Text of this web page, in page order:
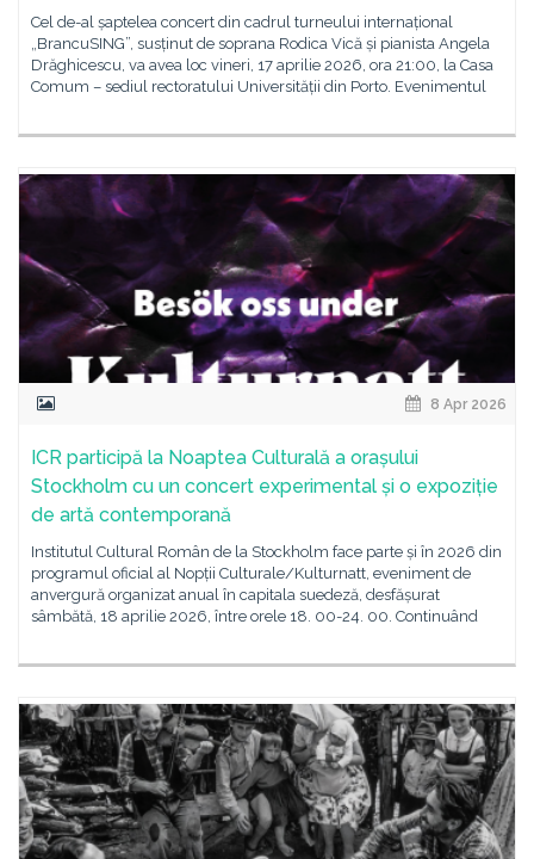
Cel de-al șaptelea concert din cadrul turneului internațional
„BrancuSING”, susținut de soprana Rodica Vică și pianista Angela
Drăghicescu, va avea loc vineri, 17 aprilie 2026, ora 21:00, la Casa
Comum – sediul rectoratului Universității din Porto. Evenimentul
8 Apr 2026
ICR participă la Noaptea Culturală a orașului
Stockholm cu un concert experimental și o expoziție
de artă contemporană
Institutul Cultural Român de la Stockholm face parte și în 2026 din
programul oficial al Nopții Culturale/Kulturnatt, eveniment de
anvergură organizat anual în capitala suedeză, desfășurat
sâmbătă, 18 aprilie 2026, între orele 18. 00-24. 00. Continuând